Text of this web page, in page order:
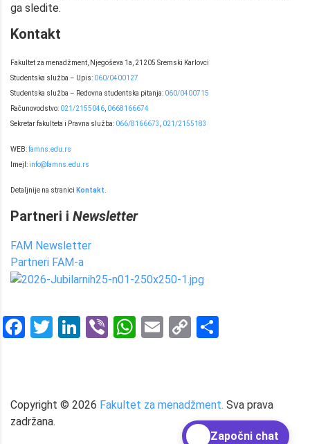
ga sledite.
Kontakt
Fakultet za menadžment, Njegoševa 1a, 21205 Sremski Karlovci
Studentska služba – Upis: 060/0400127
Studentska služba – Redovna studentska pitanja: 060/0400715
Računovodstvo: 021/2155046 0668166674
Sekretar fakulteta i Pravna služba: 066/8166673 021/2155183
WEB:famns.edu.rs
Imejl:info@famns.edu.rs
Detaljnije na stranici Kontakt
Partneri i Newsletter
FAM Newsletter
Partneri FAM-a
Facebook
Twitter
LinkedIn
ViberWhatsApp
Email
Copy
Copyright © 2026 Fakultet za menadžment. Sva prava
zadržana.
Započni chat